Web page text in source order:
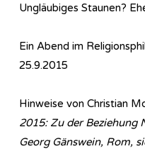
Ungläubiges Staunen?
Ein Abend im
25.9.2015
Hinweise von Christian
2015: Zu der Beziehung
Georg Gänswein, Rom,